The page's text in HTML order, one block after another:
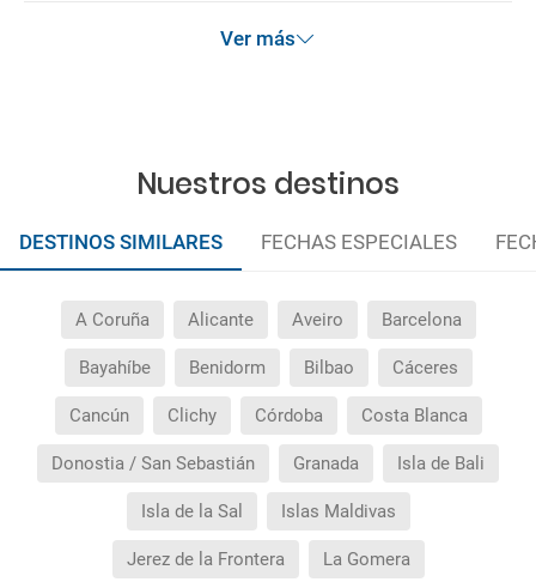
Ver más
Nuestros destinos
DESTINOS SIMILARES FECHAS ESPECIALES
A Coruña Alicante Aveiro Barcelona
Bayahíbe Benidorm Bilbao Cáceres
Cancún Clichy Córdoba Costa Blanca
Donostia / San Sebastián Granada Isla de Bali
Isla de la Sal Islas Maldivas
Jerez de la Frontera La Gomera